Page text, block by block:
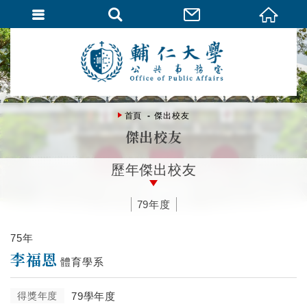
首頁 傑出校友
傑出校友
歷年傑出校友
79年度
75年
李福恩 體育學系
得獎年度 79學年度